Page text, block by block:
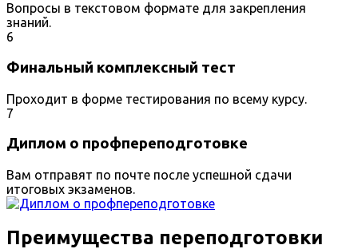
Вопросы в текстовом формате для закрепления
знаний.
6
Финальный комплексный тест
Проходит в форме тестирования по всему курсу.
7
Диплом о профпереподготовке
Вам отправят по почте после успешной сдачи
итоговых экзаменов.
Преимущества переподготовки